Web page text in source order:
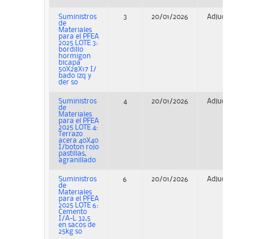
Suministros
de
Materiales
para el PFEA
2025 LOTE 3:
bordillo
hormigon
bicapa
50X28X17 I/
bado izq y
der so
3 20/01/2026 Adjudicación
Suministros
de
Materiales
para el PFEA
2025 LOTE 4:
Terrazo
acera 40X40
I/boton rojo
pastillas,
agranillado
4 20/01/2026 Adjudicación
Suministros
de
Materiales
para el PFEA
2025 LOTE 6:
Cemento
I/A-L 32,5
en sacos de
25kg so
6 20/01/2026 Adjudicación